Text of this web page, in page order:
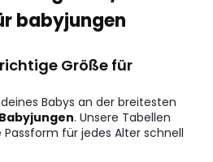
babyjungen
Größe für
Babys an der breitesten
. Unsere Tabellen
für jedes Alter schnell